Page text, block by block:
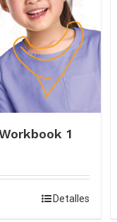
1
Detalles